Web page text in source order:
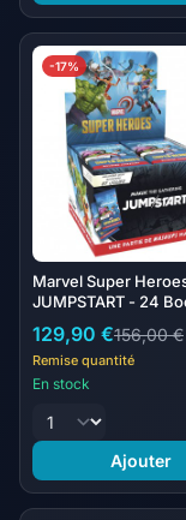
-17%
Marvel Super
JUMPSTART - 24
129,90 €156,00 €
Remise quantité
En stock
Ajouter